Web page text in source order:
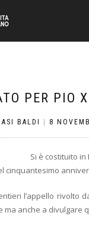
PER PIO
BALDI 8
Si è costituito
cinquantesimo
l’appello rivolto
ma anche a divulgare